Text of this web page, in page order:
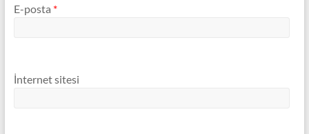
E-posta *
İnternet sitesi